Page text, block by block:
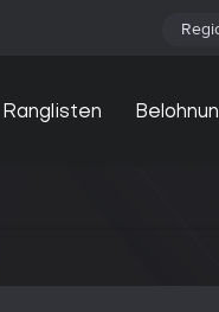
Ranglisten